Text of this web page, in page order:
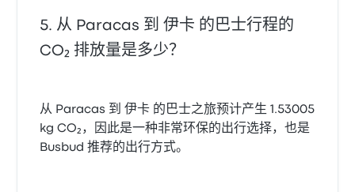
从 Paracas 到 伊卡 的巴士行程的
CO₂ 排放量是多少？
从 Paracas 到 伊卡 的巴士之旅预计产生 1.53005
kg CO₂，因此是一种非常环保的出行选择，也是
Busbud 推荐的出行方式。